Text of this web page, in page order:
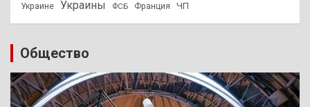
Украине Украины ФСБ Франция ЧП
Общество